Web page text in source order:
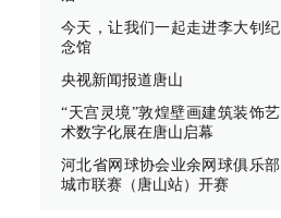
今天，让我们一起走进李大钊纪
念馆
央视新闻报道唐山
“天宫灵境”敦煌壁画建筑装饰艺
术数字化展在唐山启幕
河北省网球协会业余网球俱乐部
城市联赛（唐山站）开赛